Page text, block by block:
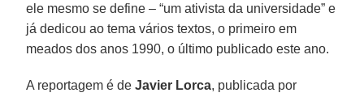
ele mesmo se define – “um ativista da universidade” e
já dedicou ao tema vários textos, o primeiro em
meados dos anos 1990, o último publicado este ano.
A reportagem é deJavier Lorca, publicada por